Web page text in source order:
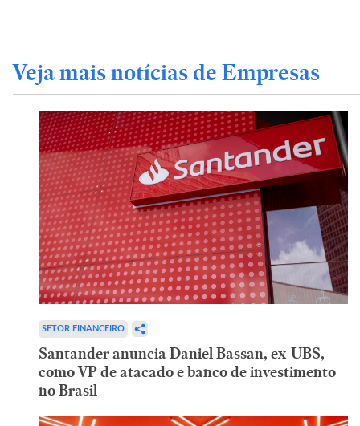
Veja mais notícias de Empresas
SETOR FINANCEIRO
Santander anuncia Daniel Bassan, ex-UBS,
como VP de atacado e banco de investimento
no Brasil